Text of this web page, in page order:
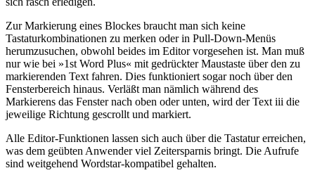
Zur Markierung eines Blockes braucht man sich keine
Tastaturkombinationen zu merken oder in Pull-Down-Menüs
herumzusuchen, obwohl beides im Editor vorgesehen ist. Man muß
nur wie bei »1st Word Plus« mit gedrückter Maustaste über den zu
markierenden Text fahren. Dies funktioniert sogar noch über den
Fensterbereich hinaus. Verläßt man nämlich während des
Markierens das Fenster nach oben oder unten, wird der Text iii die
jeweilige Richtung gescrollt und markiert.
Alle Editor-Funktionen lassen sich auch über die Tastatur erreichen,
was dem geübten Anwender viel Zeitersparnis bringt. Die Aufrufe
sind weitgehend Wordstar-kompatibel gehalten.